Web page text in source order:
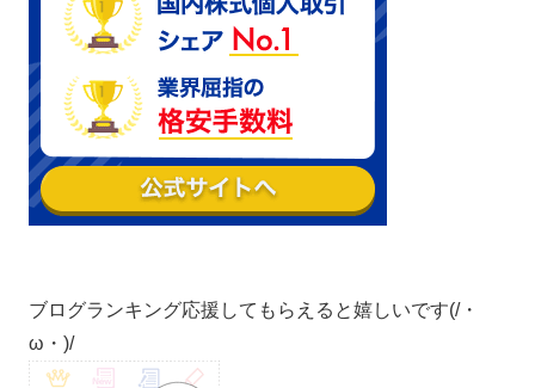
ブログランキング応援してもらえると嬉しいです(/・
ω・)/